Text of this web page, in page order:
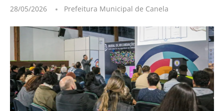
28/05/2026 Prefeitura Municipal de Canela